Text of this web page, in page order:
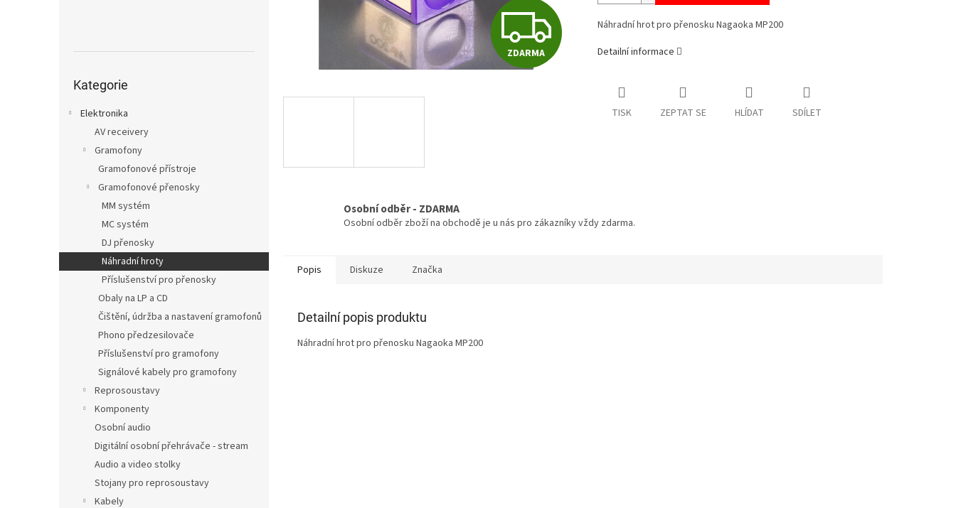
kategorie
Kategorie
Elektronika
AV receivery
Gramofony
Gramofonové přístroje
Gramofonové přenosky
MM systém
MC systém
DJ přenosky
Náhradní hroty
Příslušenství pro přenosky
Obaly na LP a CD
Čištění, údržba a nastavení gramofonů
Phono předzesilovače
Příslušenství pro gramofony
Signálové kabely pro gramofony
Reprosoustavy
Komponenty
Osobní audio
Digitální osobní přehrávače - stream
Audio a video stolky
Stojany pro reprosoustavy
Kabely
Z
D
M
ZDARMA
Náhradní hrot pro přenosku Nagaoka MP200
Detailní informace
TISK ZEPTAT SE HLÍDAT SDÍLET
Osobní odběr - ZDARMA
Osobní odběr zboží na obchodě je u nás pro zákazníky vždy zdarma.
Popis Diskuze Značka
Detailní popis produktu
Náhradní hrot pro přenosku Nagaoka MP200